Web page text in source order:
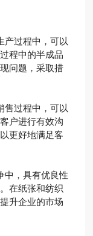
过程中，可以
程中的半成品
问题，采取措
过程中，可以
户进行有效沟
更好地满足客
，具有优良性
在纸张和纺织
升企业的市场